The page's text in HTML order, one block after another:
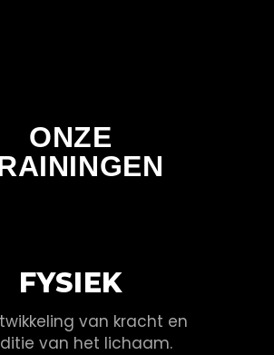
ONZE
FYSIEK
van kracht en
van het lichaam.